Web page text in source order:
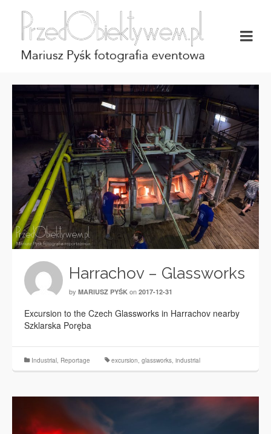
Harrachov – Glassworks
by MARIUSZ PYŚK on 2017-12-31
Excursion to the Czech Glassworks in Harrachov nearby
Szklarska Poręba
Industrial, Reportage excursion, glassworks, industrial